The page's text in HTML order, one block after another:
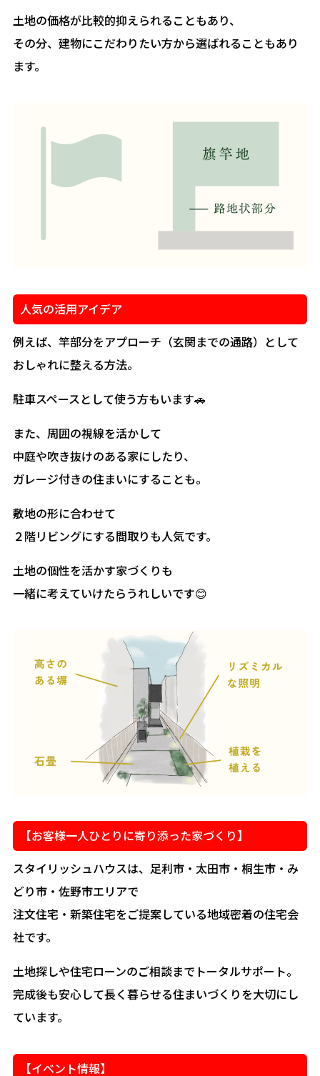
土地の価格が比較的抑えられることもあり、
その分、建物にこだわりたい方から選ばれることもあり
ます。
人気の活用アイデア
例えば、竿部分をアプローチ（玄関までの通路）として
おしゃれに整える方法。
駐車スペースとして使う方もいます🚗
また、周囲の視線を活かして
中庭や吹き抜けのある家にしたり、
ガレージ付きの住まいにすることも。
敷地の形に合わせて
２階リビングにする間取りも人気です。
土地の個性を活かす家づくりも
一緒に考えていけたらうれしいです😊
【お客様一人ひとりに寄り添った家づくり】
スタイリッシュハウスは、足利市・太田市・桐生市・み
どり市・佐野市エリアで
注文住宅・新築住宅をご提案している地域密着の住宅会
社です。
土地探しや住宅ローンのご相談までトータルサポート。
完成後も安心して長く暮らせる住まいづくりを大切にし
ています。
【イベント情報】